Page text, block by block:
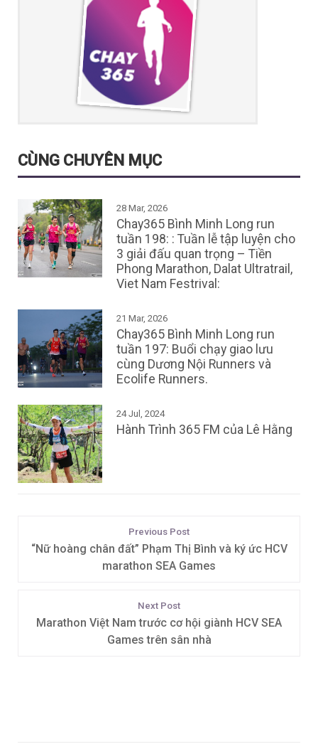
CÙNG CHUYÊN MỤC
28 Mar, 2026
Chay365 Bình Minh Long run
tuần 198: : Tuần lễ tập luyện cho
3 giải đấu quan trọng – Tiền
Phong Marathon, Dalat Ultratrail,
Viet Nam Festrival:
21 Mar, 2026
Chay365 Bình Minh Long run
tuần 197: Buổi chạy giao lưu
cùng Dương Nội Runners và
Ecolife Runners.
24 Jul, 2024
Hành Trình 365 FM của Lê Hằng
Previous Post
“Nữ hoàng chân đất” Phạm Thị Bình và ký ức HCV
marathon SEA Games
Next Post
Marathon Việt Nam trước cơ hội giành HCV SEA
Games trên sân nhà